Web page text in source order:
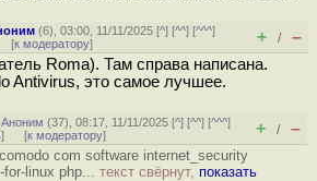
(6), 03:00, 11/11/2025 [^] [^^] [^^^]
[к модератору] + / –
Roma). Там справа написана.
Antivirus, это самое лучшее.
,Аноним (37), 08:17, 11/11/2025 [^] [^^] [^^^]
] [к модератору] + / –
com software internet_security
for-linux php... текст свёрнут, показать